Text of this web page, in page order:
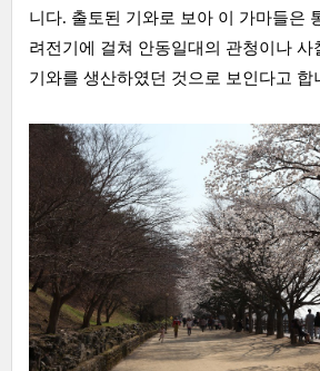
니다. 출토된 기와로 보아 이 가마들은
려전기에 걸쳐 안동일대의 관청이나 사
기와를 생산하였던 것으로 보인다고 합